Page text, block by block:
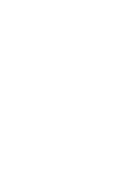
גם משפחתית, הלא
שהוא לא רק גדול
הגדולים של פעם, זה